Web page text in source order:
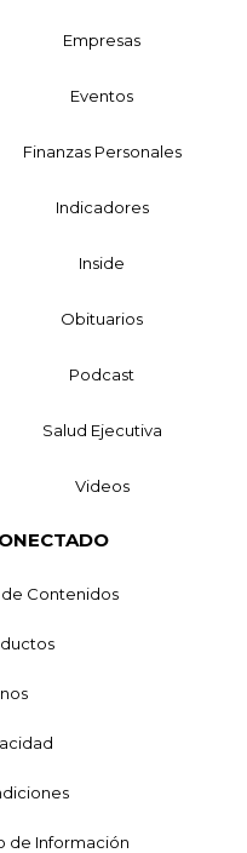
Empresas
Eventos
Finanzas Personales
Indicadores
Inside
Obituarios
Podcast
Salud Ejecutiva
Videos
Contenidos
de Información